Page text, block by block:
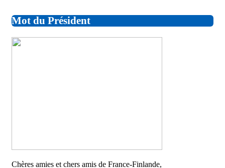
Mot du Président
Chères amies et chers amis de France-Finlande,